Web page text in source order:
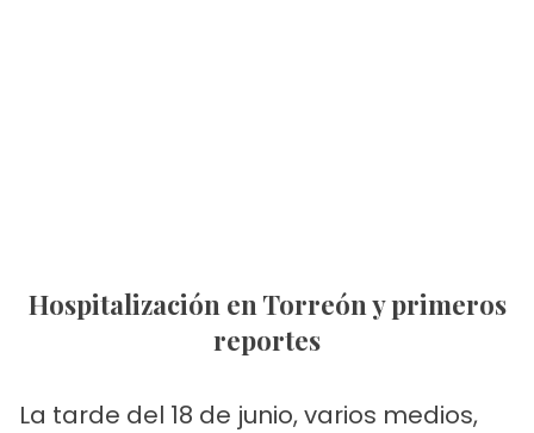
Hospitalización en Torreón y primeros
reportes
La tarde del 18 de junio, varios medios,